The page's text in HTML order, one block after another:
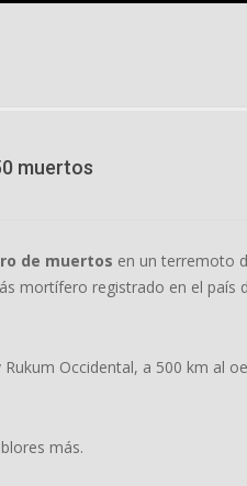
muertos
de muertos en un terremoto
mortífero registrado en el país
Occidental, a 500 km al
más.